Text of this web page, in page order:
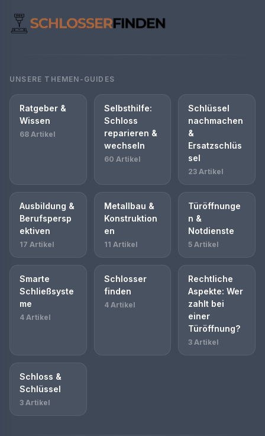
UNSERE THEMEN-GUIDES
Ratgeber &
Wissen
68 Artikel
Selbsthilfe:
Schloss
reparieren &
wechseln
60 Artikel
Schlüssel
nachmachen
&
Ersatzschlüs
sel
23 Artikel
Ausbildung &
Berufspersp
ektiven
17 Artikel
Metallbau &
Konstruktion
en
11 Artikel
Türöffnunge
n &
Notdienste
5 Artikel
Smarte
Schließsyste
me
4 Artikel
Schlosser
finden
4 Artikel
Rechtliche
Aspekte: Wer
zahlt bei
einer
Türöffnung?
3 Artikel
Schloss &
Schlüssel
3 Artikel